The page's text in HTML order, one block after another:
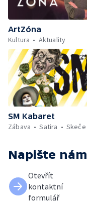
ArtZóna
Kultura
Aktuality
SM Kabaret
Zábava
Satira Skeče
Napište nám
Otevřít
kontaktní
formulář